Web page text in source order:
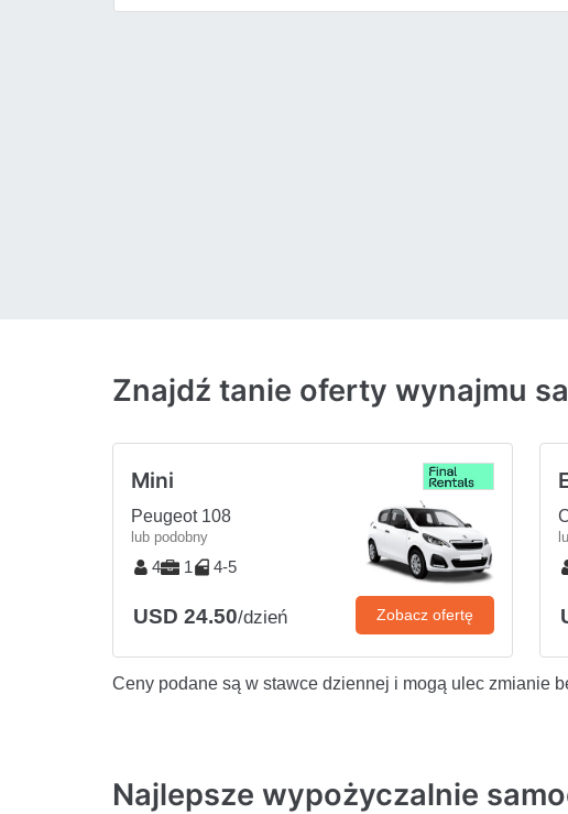
Znajdź tanie oferty wynajmu
Mini
Peugeot 108
lub podobny
4 1 4-5
USD 24.50/dzień Zobacz ofertę
Ceny podane są w stawce dziennej i mogą ulec zmianie
Najlepsze wypożyczalnie